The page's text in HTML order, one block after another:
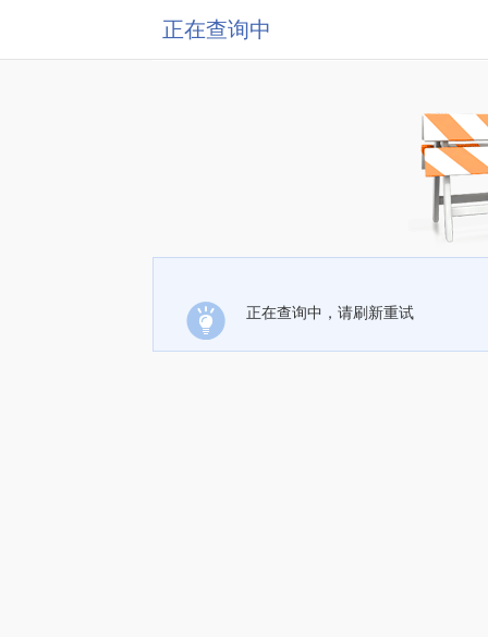
正在查询中
正在查询中，请刷新重试